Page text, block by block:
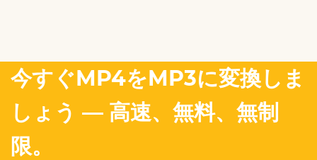
今すぐMP4をMP3に変換しま
しょう — 高速、無料、無制
限。